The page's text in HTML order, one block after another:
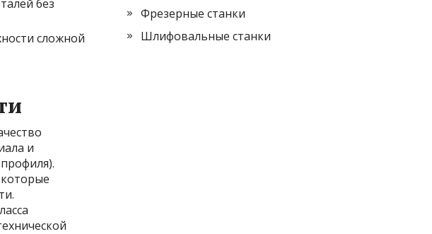
без
сложной
и
Фрезерные станки
Шлифовальные станки